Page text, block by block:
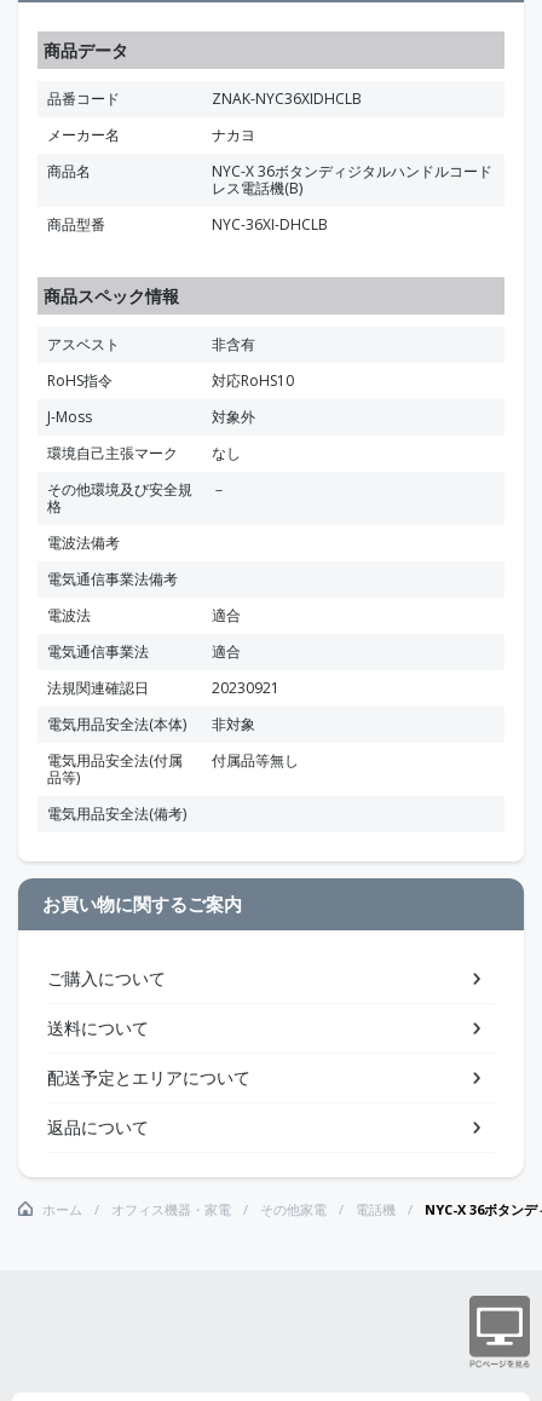
商品データ
品番コード
ZNAK-NYC36XIDHCLB
メーカー名
ナカヨ
商品名
NYC-X 36ボタンディジタルハンドルコード
レス電話機(B)
商品型番
NYC-36XI-DHCLB
商品スペック情報
アスベスト
非含有
RoHS指令
対応RoHS10
J-Moss
対象外
環境自己主張マーク
なし
その他環境及び安全規
格
－
電波法備考
電気通信事業法備考
電波法
適合
電気通信事業法
適合
法規関連確認日
20230921
電気用品安全法(本体)
非対象
電気用品安全法(付属
品等)
付属品等無し
電気用品安全法(備考)
お買い物に関するご案内
ご購入について
送料について
配送予定とエリアについて
返品について
ホーム オフィス機器・家電 その他家電 電話機 NYC-X 36ボタン